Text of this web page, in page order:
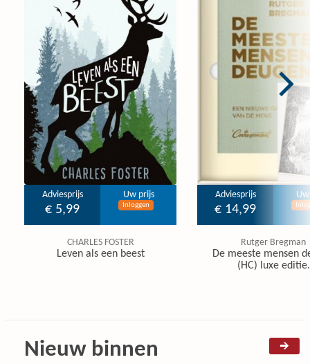
Adviesprijs
€ 5,99
Uw prijs
Inloggen
CHARLES FOSTER
Leven als een beest
Adviesprijs
€ 14,99
Rutger Bregman
De meeste mensen
(HC) luxe editie.
Nieuw binnen